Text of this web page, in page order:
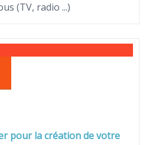
(TV, radio ...)
pour la création de votre